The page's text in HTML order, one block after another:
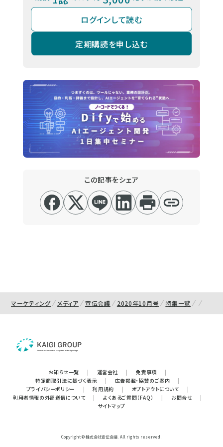
ログインして読む
定期購読を申し込む
この記事をシェア
マーケティング メディア 宣伝会議 2020年10月号 特集一覧
お知らせ一覧 | 運営会社 | 免責事項
|
特定商取引法に基づく表示
| 広告掲載・協賛のご案内
|
プライバシーポリシー
| 利用規約 | オプトアウトについて
|
利用者情報の外部送信について
| よくあるご質問（FAQ） | お問合せ
|
サイトマップ
Copyright © 株式会社宣伝会議. All rights reserved.